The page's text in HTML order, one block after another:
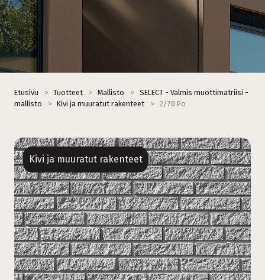
Etusivu > Tuotteet > Mallisto >
SELECT - Valmis muottimatriisi -
mallisto
> Kivi ja muuratut rakenteet > 2/70 Po
Kivi ja muuratut rakenteet